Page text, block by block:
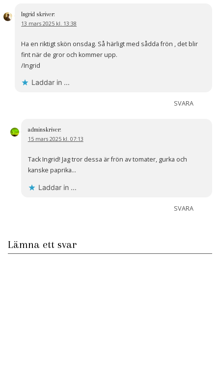
Ingrid skriver:
13 mars 2025 kl. 13:38
Ha en riktigt skön onsdag. Så härligt med sådda frön , det blir
fint när de gror och kommer upp.
/Ingrid
Laddar in …
SVARA
adminskriver:
15 mars 2025 kl. 07:13
Tack Ingrid! Jag tror dessa är frön av tomater, gurka och
kanske paprika…
Laddar in …
SVARA
Lämna ett svar